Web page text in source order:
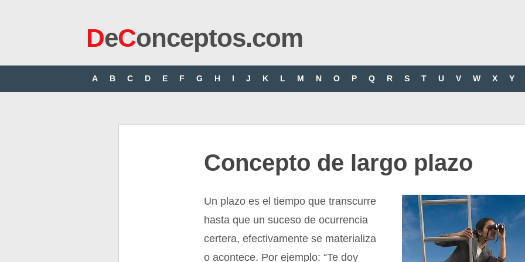
DeConceptos.com
A B C D E F G H I J K L M N O P Q R S T U V W X Y
Concepto de largo plazo
Un plazo es el tiempo que transcurre
hasta que un suceso de ocurrencia
certera, efectivamente se materializa
o acontece. Por ejemplo: “Te doy